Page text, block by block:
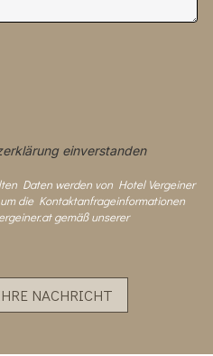
einverstanden
Daten werden von Hotel Vergeiner
die Kontaktanfrageinformationen
gemäß unserer